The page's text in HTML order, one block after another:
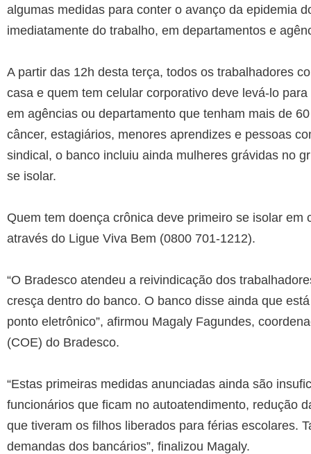
algumas medidas para conter o avanço da epidemia
imediatamente do trabalho, em departamentos e
A partir das 12h desta terça, todos os trabalhadores
casa e quem tem celular corporativo deve levá-lo
em agências ou departamento que tenham mais de
câncer, estagiários, menores aprendizes e pessoas
sindical, o banco incluiu ainda mulheres grávidas no
se isolar.
Quem tem doença crônica deve primeiro se isolar
através do Ligue Viva Bem (0800 701-1212).
“O Bradesco atendeu a reivindicação dos
cresça dentro do banco. O banco disse ainda que
ponto eletrônico”, afirmou Magaly Fagundes,
(COE) do Bradesco.
“Estas primeiras medidas anunciadas ainda são
funcionários que ficam no autoatendimento, redução
que tiveram os filhos liberados para férias escolares.
demandas dos bancários”, finalizou Magaly.